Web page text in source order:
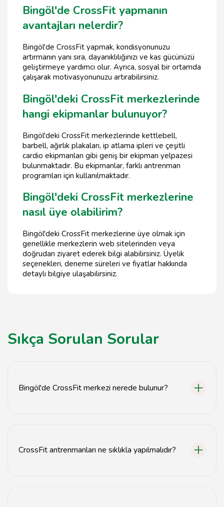
Bingöl'de CrossFit yapmanın
avantajları nelerdir?
Bingöl'de CrossFit yapmak, kondisyonunuzu
artırmanın yanı sıra, dayanıklılığınızı ve kas gücünüzü
geliştirmeye yardımcı olur. Ayrıca, sosyal bir ortamda
çalışarak motivasyonunuzu artırabilirsiniz.
Bingöl'deki CrossFit merkezlerinde
hangi ekipmanlar bulunuyor?
Bingöl'deki CrossFit merkezlerinde kettlebell,
barbell, ağırlık plakaları, ip atlama ipleri ve çeşitli
cardio ekipmanları gibi geniş bir ekipman yelpazesi
bulunmaktadır. Bu ekipmanlar, farklı antrenman
programları için kullanılmaktadır.
Bingöl'deki CrossFit merkezlerine
nasıl üye olabilirim?
Bingöl'deki CrossFit merkezlerine üye olmak için
genellikle merkezlerin web sitelerinden veya
doğrudan ziyaret ederek bilgi alabilirsiniz. Üyelik
seçenekleri, deneme süreleri ve fiyatlar hakkında
detaylı bilgiye ulaşabilirsiniz.
Sıkça Sorulan Sorular
Bingöl'de CrossFit merkezi nerede bulunur?
CrossFit antrenmanları ne sıklıkla yapılmalıdır?